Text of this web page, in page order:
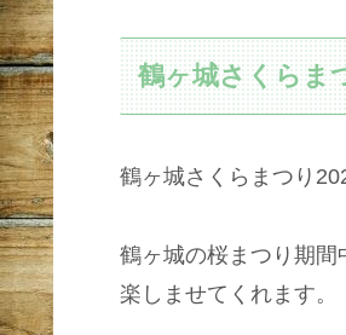
鶴ヶ城さくらま
鶴ヶ城さくらまつり
鶴ヶ城の桜まつり期間
楽しませてくれます。